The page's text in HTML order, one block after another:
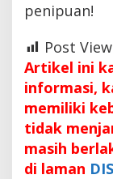
penipuan!
Post
Artikel ini
informasi,
memiliki
tidak
masih
di laman